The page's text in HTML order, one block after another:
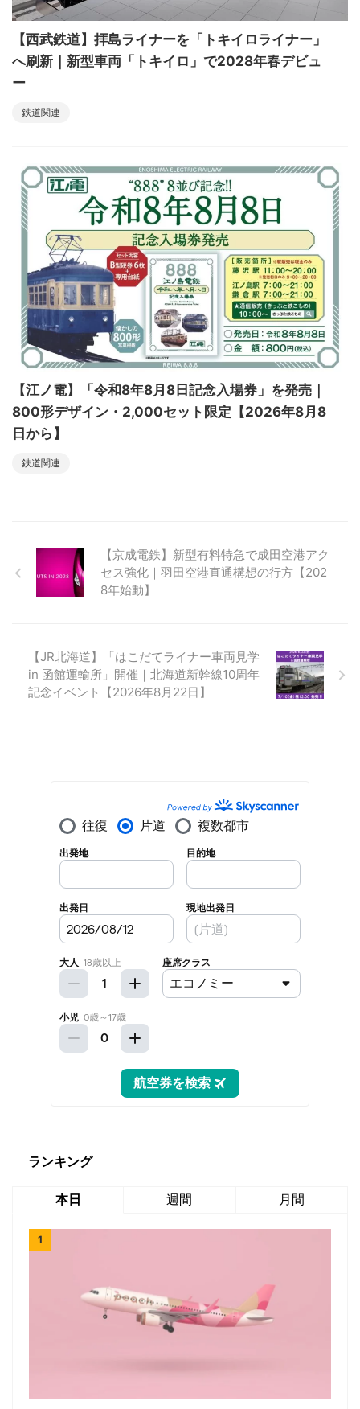
【西武鉄道】拝島ライナーを「トキイロライナー」
へ刷新｜新型車両「トキイロ」で2028年春デビュ
ー
鉄道関連
【江ノ電】「令和8年8月8日記念入場券」を発売｜
800形デザイン・2,000セット限定【2026年8月8
日から】
鉄道関連
【京成電鉄】新型有料特急で成田空港アク
セス強化｜羽田空港直通構想の行方【202
8年始動】
【JR北海道】「はこだてライナー車両見学
in 函館運輸所」開催｜北海道新幹線10周年
記念イベント【2026年8月22日】
ランキング
本日 週間 月間